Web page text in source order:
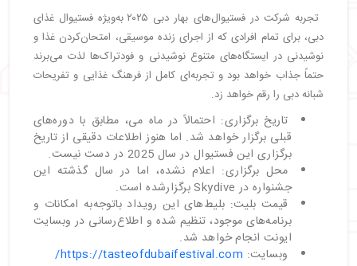
تجربه شرکت در فستیوال‌های بهار دبی ۲۰۲۵ به‌ویژه فستیوال غذای
دبی، برای تمام افرادی که از اجرای زنده موسیقی، امتحان‌کردن غذا و
نوشیدنی در ایستگاه‌های متنوع نوشیدنی و فودتراک‌ها لذت می‌برند
حتماً جذاب خواهد بود و تجربه‌ای کامل از فرهنگ غذایی و تفریحات
شبانه دبی را رقم خواهد زد.
تاریخ برگزاری: احتمالاً در ماه می، مطابق با دوره‌های
قبلی برگزار خواهد شد. اما هنوز اطلاعات دقیقی از تاریخ
برگزاری این فستیوال در سال 2025 در دست نیست.
محل برگزاری: اعلام نشده، اما در سال گذشته این
جشنواره در Skydive برگزارشده است.
قیمت بلیت: بلیط‌های این رویداد باتوجه‌به امکانات و
برنامه‌های موجود، تنظیم شده و اطلاع‌رسانی در وبسایت
ایونت انجام خواهد شد.
وبسایت: https://tasteofdubaifestival.com/